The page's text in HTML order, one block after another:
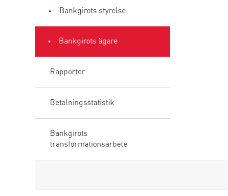
Bankgirots styrelse
Bankgirots ägare
Rapporter
Betalningsstatistik
Bankgirots
transformationsarbete